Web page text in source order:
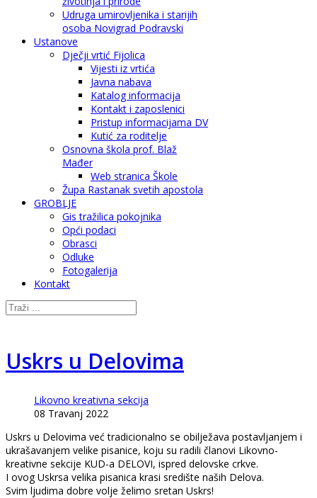
Udruga umirovljenika i starijih
osoba Novigrad Podravski
Ustanove
Dječji vrtić Fijolica
Vijesti iz vrtića
Javna nabava
Katalog informacija
Kontakt i zaposlenici
Pristup informacijama DV
Kutić za roditelje
Osnovna škola prof. Blaž
Mađer
Web stranica Škole
Župa Rastanak svetih apostola
GROBLJE
Gis tražilica pokojnika
Opći podaci
Obrasci
Odluke
Fotogalerija
Kontakt
Uskrs u Delovima
Likovno kreativna sekcija
08 Travanj 2022
Uskrs u Delovima već tradicionalno se obilježava postavljanjem i
ukrašavanjem velike pisanice, koju su radili članovi Likovno-
kreativne sekcije KUD-a DELOVI, ispred delovske crkve.
I ovog Uskrsa velika pisanica krasi središte naših Delova.
Svim ljudima dobre volje želimo sretan Uskrs!